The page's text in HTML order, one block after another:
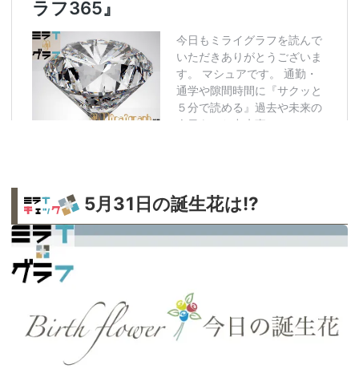
5月31日の誕生花は!?